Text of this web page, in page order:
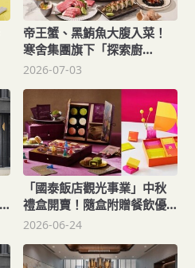
帝王蟹、黑鮪魚大腹入菜！
寒舍集團旗下「探索廚
房」、「十二廚」聯手推出
2026-07-03
「國泰飯店觀光事業」中秋
禮盒開賣！隨盒附贈餐飲優
惠券、住宿券
2026-06-24